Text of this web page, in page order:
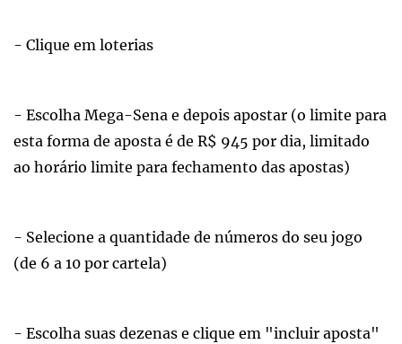
- Clique em loterias
- Escolha Mega-Sena e depois apostar (o limite para
esta forma de aposta é de R$ 945 por dia, limitado
ao horário limite para fechamento das apostas)
- Selecione a quantidade de números do seu jogo
(de 6 a 10 por cartela)
- Escolha suas dezenas e clique em "incluir aposta"